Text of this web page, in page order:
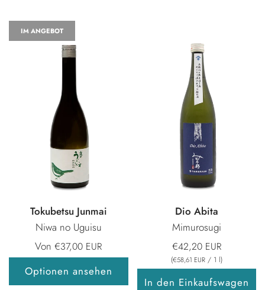
IM ANGEBOT
Tokubetsu Junmai
Niwa no Uguisu
Von€37,00 EUR
Optionen ansehen
Dio Abita
Mimurosugi
€42,20 EUR
(€58,61 EUR / 1 l)
In den Einkaufswagen